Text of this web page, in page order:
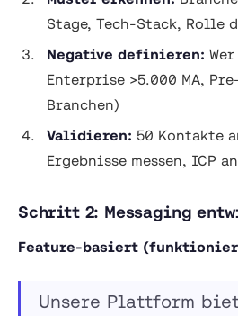
Stage, Tech-Stack, Rolle
Negative definieren:
Enterprise >5.000 MA,
Branchen)
Validieren: 50 Kontakte
Ergebnisse messen, ICP
Schritt 2: Messaging
Feature-basiert
Unsere Plattform